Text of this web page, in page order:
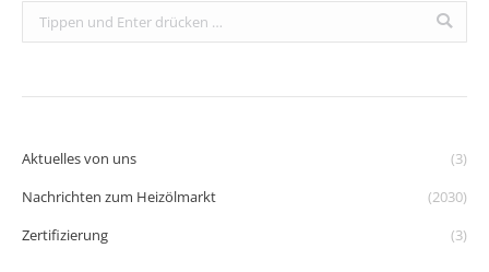
Search:
Aktuelles von uns
(3)
Nachrichten zum Heizölmarkt
(2030)
Zertifizierung
(3)